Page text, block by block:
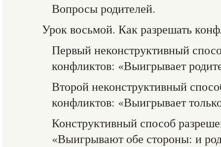
Вопросы родителей.
Урок восьмой. Как разрешать
Первый неконструктивный
конфликтов: «Выигрывает
Второй неконструктивный
конфликтов: «Выигрывает
Конструктивный способ
«Выигрывают обе стороны: и